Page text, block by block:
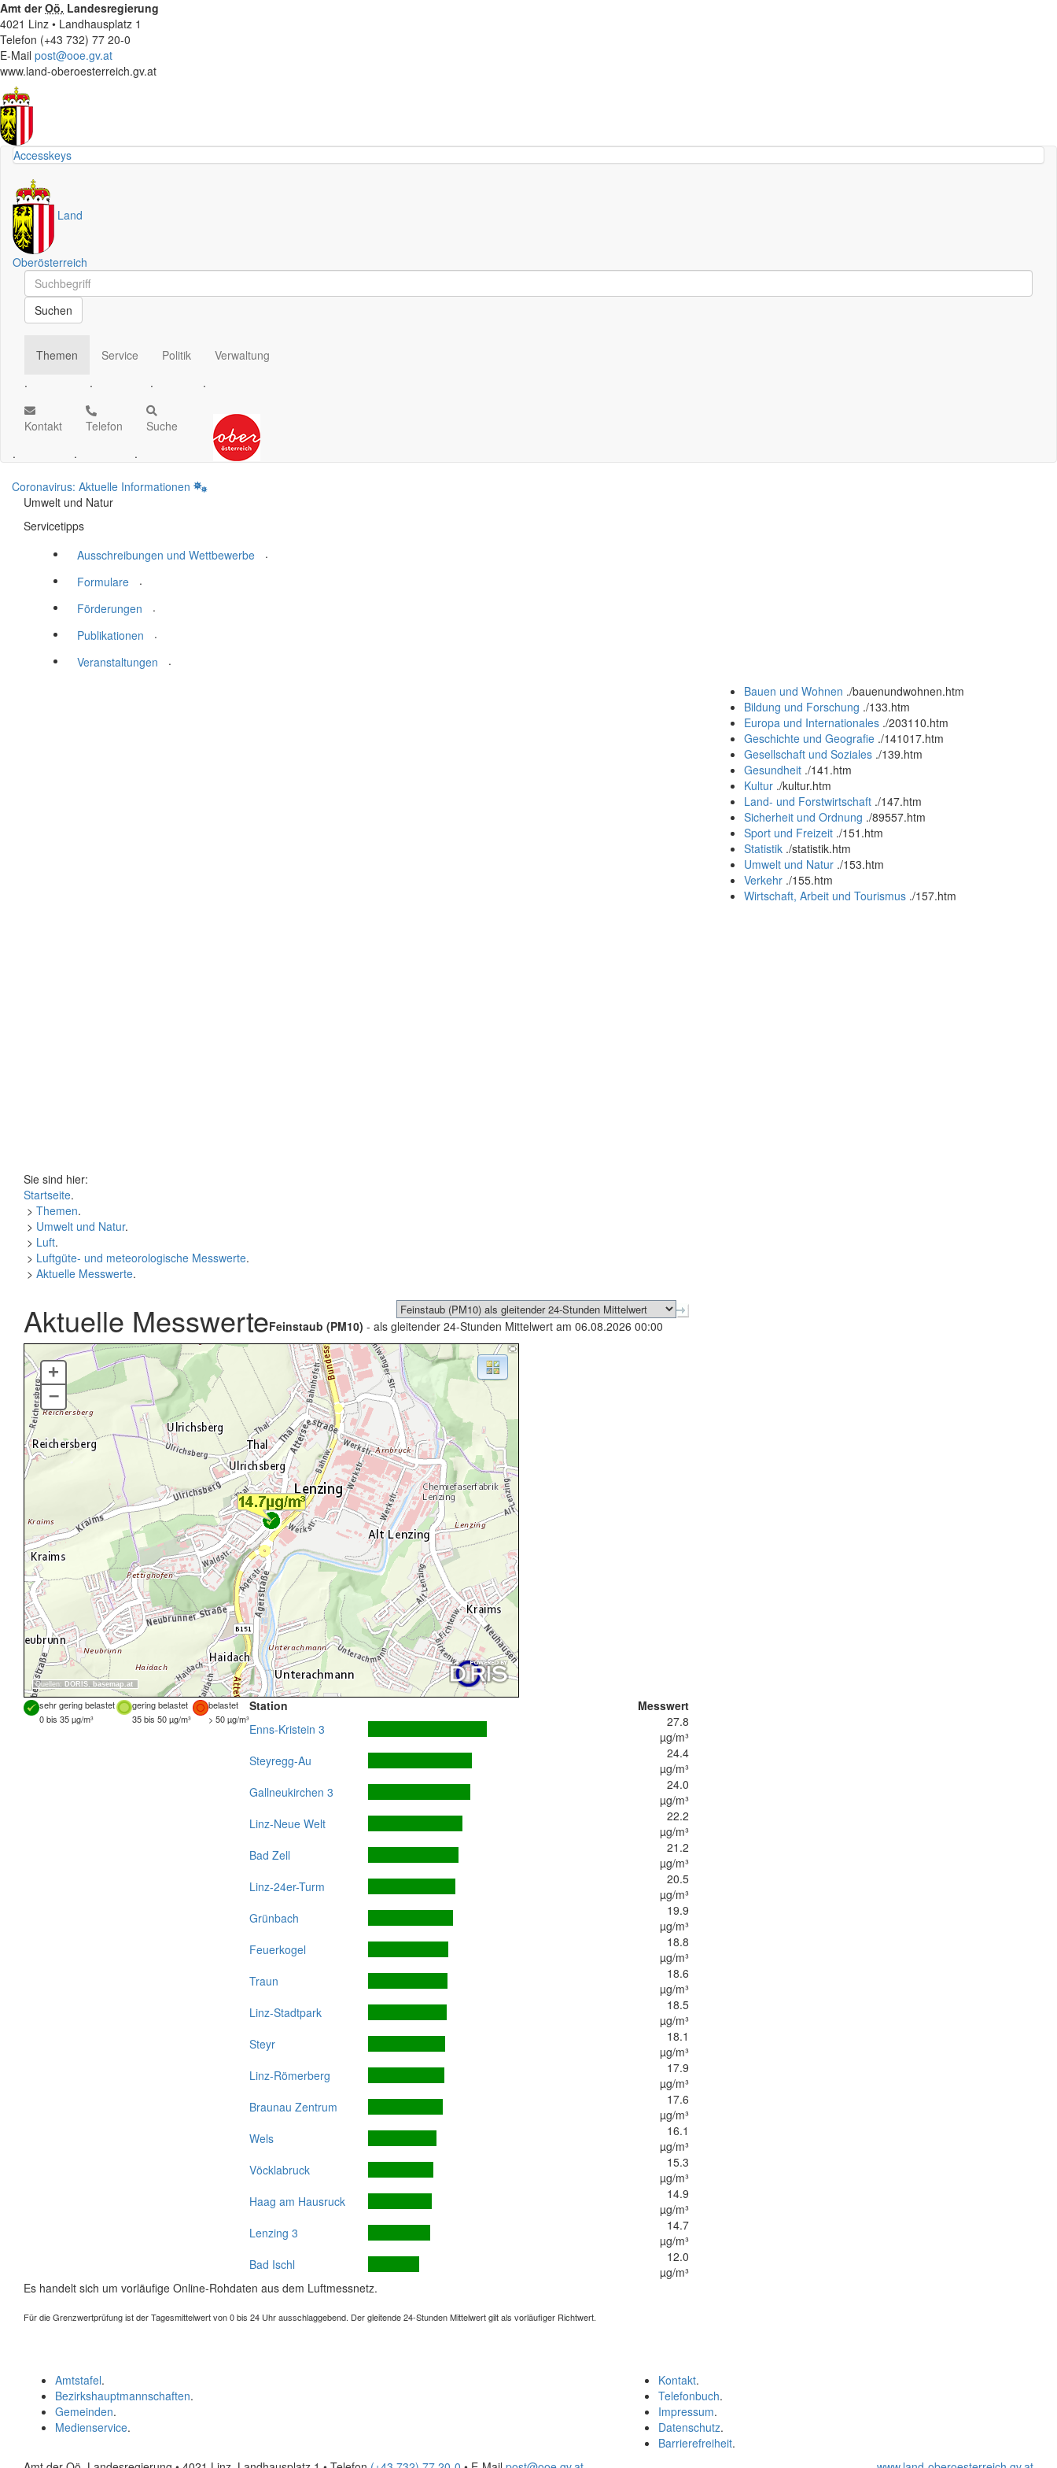
Amt derOö. Landesregierung
4021 Linz • Landhausplatz 1
Telefon (+43 732) 77 20-0
E-Mail post@ooe.gv.at
www.land-oberoesterreich.gv.at
Accesskeys
Land
Oberösterreich
Schnellsuche
Schnellsuche
Suchen
Themen
.
Service
.
Politik
.
Verwaltung
.
Kontakt
.
Telefon
.
Suche
.
Coronavirus: Aktuelle Informationen
Umwelt und Natur
Servicetipps
Ausschreibungen und Wettbewerbe
.
Formulare
.
Förderungen
.
Publikationen
.
Veranstaltungen
.
Bauen und Wohnen ./bauenundwohnen.htm
Bildung und Forschung ./133.htm
Europa und Internationales ./203110.htm
Geschichte und Geografie ./141017.htm
Gesellschaft und Soziales ./139.htm
Gesundheit ./141.htm
Kultur ./kultur.htm
Land- und Forstwirtschaft ./147.htm
Sicherheit und Ordnung ./89557.htm
Sport und Freizeit ./151.htm
Statistik ./statistik.htm
Umwelt und Natur ./153.htm
Verkehr ./155.htm
Wirtschaft, Arbeit und Tourismus ./157.htm
Sie sind hier:
Startseite.
> Themen.
> Umwelt und Natur.
> Luft.
> Luftgüte- und meteorologische Messwerte.
> Aktuelle Messwerte.
Aktuelle MesswerteFeinstaub (PM10) - als gleitender 24-Stunden Mittelwert am 06.08.2026 00:00
Quellen: DORIS, basemap.at
+
–
sehr gering belastet gering belastet
belastet
0 bis 35 µg/m³
35 bis 50 µg/m³ > 50 µg/m³
Station
Messwert
Enns-Kristein 3
27.8
µg/m³
Steyregg-Au
24.4
µg/m³
Gallneukirchen 3
24.0
µg/m³
Linz-Neue Welt
22.2
µg/m³
Bad Zell
21.2
µg/m³
Linz-24er-Turm
20.5
µg/m³
Grünbach
19.9
µg/m³
Feuerkogel
18.8
µg/m³
Traun
18.6
µg/m³
Linz-Stadtpark
18.5
µg/m³
Steyr
18.1
µg/m³
Linz-Römerberg
17.9
µg/m³
Braunau Zentrum
17.6
µg/m³
Wels
16.1
µg/m³
Vöcklabruck
15.3
µg/m³
Haag am Hausruck
14.9
µg/m³
Lenzing 3
14.7
µg/m³
Bad Ischl
12.0
µg/m³
Es handelt sich um vorläufige Online-Rohdaten aus dem Luftmessnetz.
Für die Grenzwertprüfung ist der Tagesmittelwert von 0 bis 24 Uhr ausschlaggebend. Der gleitende 24-Stunden Mittelwert gilt als vorläufiger Richtwert.
Kontakt.
Telefonbuch.
Impressum.
Datenschutz.
Barrierefreiheit.
Amtstafel.
Bezirkshauptmannschaften.
Gemeinden.
Medienservice.